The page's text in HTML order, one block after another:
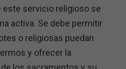
este servicio religioso se
activa. Se debe permitir
o religiosas puedan
y ofrecer la